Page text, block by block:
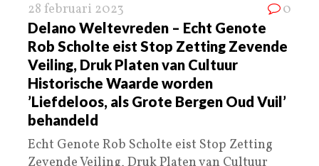
28 februari 2023 0
Delano Weltevreden – Echt Genote
Rob Scholte eist Stop Zetting Zevende
Veiling, Druk Platen van Cultuur
Historische Waarde worden
’Liefdeloos, als Grote Bergen Oud Vuil’
behandeld
Echt Genote Rob Scholte eist Stop Zetting